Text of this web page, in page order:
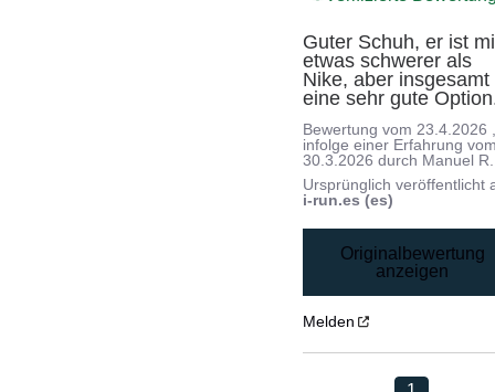
Guter Schuh, er ist
etwas schwerer als
Nike, aber insgesamt
eine sehr gute
Bewertung vom 23.4.2026
infolge einer Erfahrung
30.3.2026 durch Manuel R.
Ursprünglich veröffentlicht
i-run.es (es)
Originalbewertung
anzeigen
Melden